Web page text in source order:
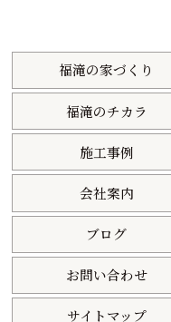
福滝の家づくり
福滝のチカラ
施工事例
会社案内
ブログ
お問い合わせ
サイトマップ